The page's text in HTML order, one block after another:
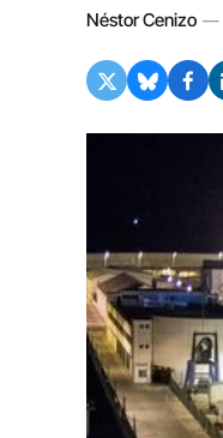
Néstor Cenizo